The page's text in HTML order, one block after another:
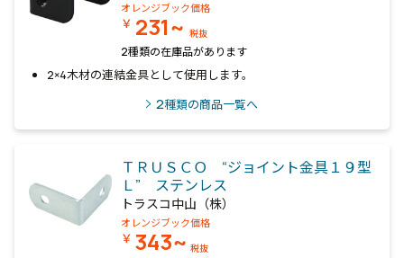
オレンジブック価格
￥ 231~ 税抜
2種類の在庫品があります
2×4木材の連結金具として使用します。
2種類の商品一覧へ
ＴＲＵＳＣＯ “ジョイント金具１９型
Ｌ” ステンレス
トラスコ中山（株）
オレンジブック価格
￥ 343~ 税抜